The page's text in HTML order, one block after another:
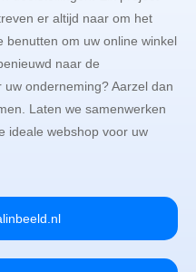
er altijd naar om het
benutten om uw online winkel
naar de
onderneming? Aarzel dan
Laten we samenwerken
ideale webshop voor uw